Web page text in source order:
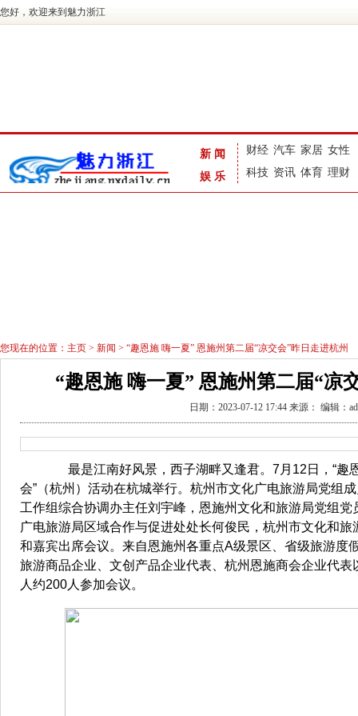
您好，欢迎来到魅力浙江
新闻
娱乐
财经 汽车 家居 女性
科技 资讯 体育 理财
您现在的位置： 主页 > 新闻 > “趣恩施 嗨一夏” 恩施州第二届“凉交会”昨日走进杭州
“趣恩施 嗨一夏” 恩施州第二届“凉
日期：2023-07-12 17:44 来源： 编辑：
最是江南好风景，西子湖畔又逢君。7月12日，“趣
会”（杭州）活动在杭城举行。杭州市文化广电旅游局党组
工作组综合协调办主任刘宇峰，恩施州文化和旅游局党组
广电旅游局区域合作与促进处处长何俊民，杭州市文化和
和嘉宾出席会议。来自恩施州各重点A级景区、省级旅游度
旅游商品企业、文创产品企业代表、杭州恩施商会企业代
人约200人参加会议。